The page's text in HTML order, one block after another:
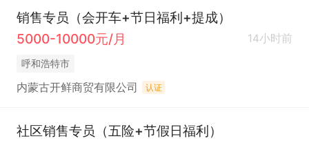
销售专员（会开车+节日福利+提成）
5000-10000元/月
14小时前
呼和浩特市
内蒙古开鲜商贸有限公司 认证
社区销售专员（五险+节假日福利）